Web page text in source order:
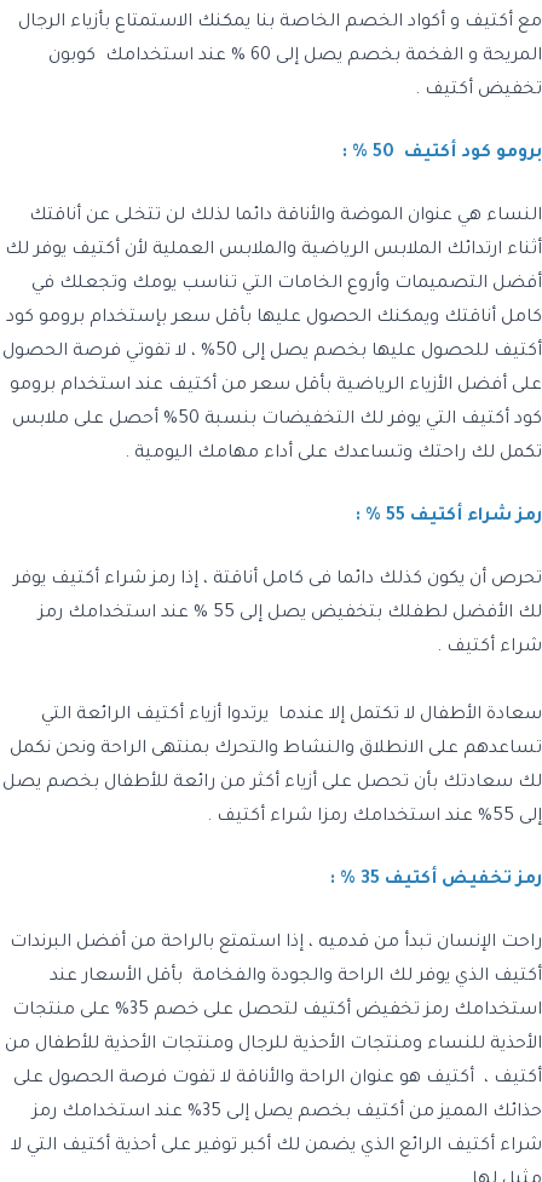
مع أكتيف و أكواد الخصم الخاصة بنا يمكنك الاستمتاع بأزياء الرجال
المريحة و الفخمة بخصم يصل إلى 60 % عند استخدامك كوبون
تخفيض أكتيف .
برومو كود أكتيف 50 % :
النساء هي عنوان الموضة والأناقة دائما لذلك لن تتخلى عن أناقتك
أثناء ارتدائك الملابس الرياضية والملابس العملية لأن أكتيف يوفر لك
أفضل التصميمات وأروع الخامات التي تناسب يومك وتجعلك في
كامل أناقتك ويمكنك الحصول عليها بأقل سعر بإستخدام برومو كود
أكتيف للحصول عليها بخصم يصل إلى 50% ، لا تفوتي فرصة الحصول
على أفضل الأزياء الرياضية بأقل سعر من أكتيف عند استخدام برومو
كود أكتيف التي يوفر لك التخفيضات بنسبة 50% أحصل على ملابس
تكمل لك راحتك وتساعدك على أداء مهامك اليومية .
رمز شراء أكتيف 55 % :
تحرص أن يكون كذلك دائما فى كامل أناقتة ، إذا رمز شراء أكتيف يوفر
لك الأفضل لطفلك بتخفيض يصل إلى 55 % عند استخدامك رمز
شراء أكتيف .
سعادة الأطفال لا تكتمل إلا عندما يرتدوا أزياء أكتيف الرائعة التي
تساعدهم على الانطلاق والنشاط والتحرك بمنتهى الراحة ونحن نكمل
لك سعادتك بأن تحصل على أزياء أكثر من رائعة للأطفال بخصم يصل
إلى 55% عند استخدامك رمزا شراء أكتيف .
رمز تخفيض أكتيف 35 % :
راحت الإنسان تبدأ من قدميه ، إذا استمتع بالراحة من أفضل البرندات
أكتيف الذي يوفر لك الراحة والجودة والفخامة بأقل الأسعار عند
استخدامك رمز تخفيض أكتيف لتحصل على خصم 35% على منتجات
الأحذية للنساء ومنتجات الأحذية للرجال ومنتجات الأحذية للأطفال من
أكتيف ، أكتيف هو عنوان الراحة والأناقة لا تفوت فرصة الحصول على
حذائك المميز من أكتيف بخصم يصل إلى 35% عند استخدامك رمز
شراء أكتيف الرائع الذي يضمن لك أكبر توفير على أحذية أكتيف التي لا